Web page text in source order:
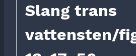
Slang trans
vattensten/